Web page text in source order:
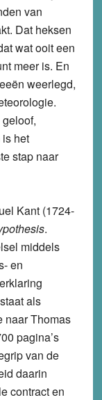
van
Dat heksen
wat ooit een
meer is. En
weerlegd,
het
stap naar
Kant (1724-
.
middels
en
als
naar Thomas
pagina’s
van de
daarin
contract en